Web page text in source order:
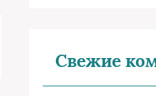
Свежие